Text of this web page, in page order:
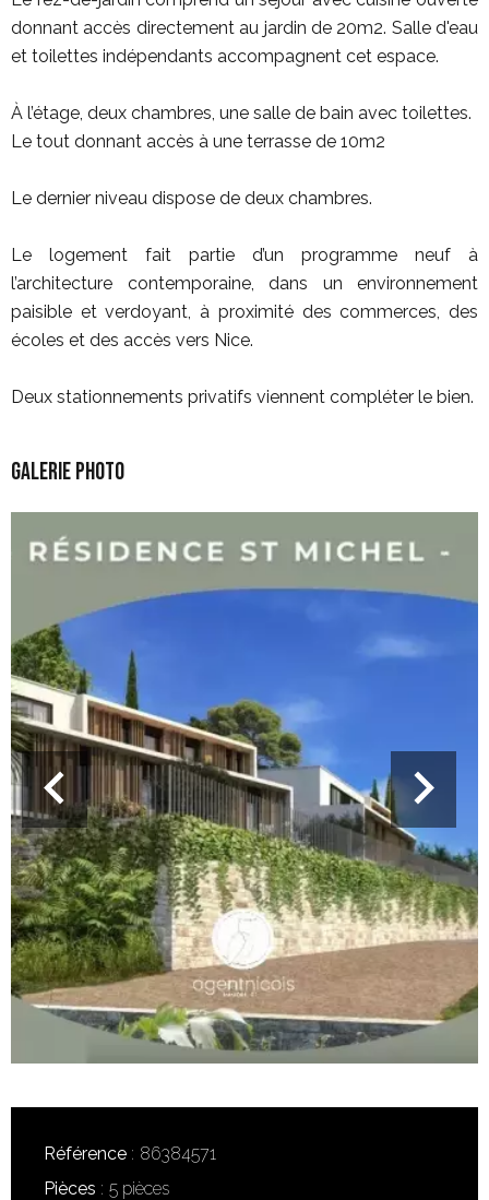
donnant accès directement au jardin de 20m2. Salle d'eau
et toilettes indépendants accompagnent cet espace.
À l’étage, deux chambres, une salle de bain avec toilettes.
Le tout donnant accès à une terrasse de 10m2
Le dernier niveau dispose de deux chambres.
Le logement fait partie d’un programme neuf à
l’architecture contemporaine, dans un environnement
paisible et verdoyant, à proximité des commerces, des
écoles et des accès vers Nice.
Deux stationnements privatifs viennent compléter le bien.
Galerie photo
Référence
86384571
Pièces
5 pièces